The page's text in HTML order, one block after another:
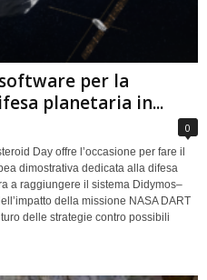
per la
planetaria in...
0
Day offre l’occasione per fare il
dimostrativa dedicata alla difesa
a raggiungere il sistema Didymos–
della missione NASA DART
delle strategie contro possibili